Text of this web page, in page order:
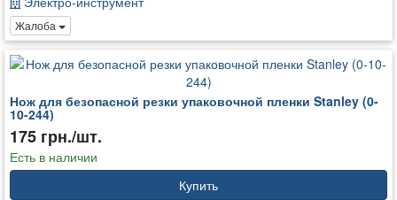
Жалоба
Нож для безопасной резки упаковочной пленки Stanley (0-
10-244)
175 грн./шт.
Есть в наличии
Купить